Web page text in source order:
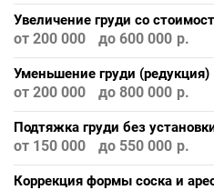
Увеличение груди со
от 200 000 до 600 000
Уменьшение груди (редукция)
от 200 000 до 800 000
Подтяжка груди без
от 150 000 до 550 000
Коррекция формы соска и